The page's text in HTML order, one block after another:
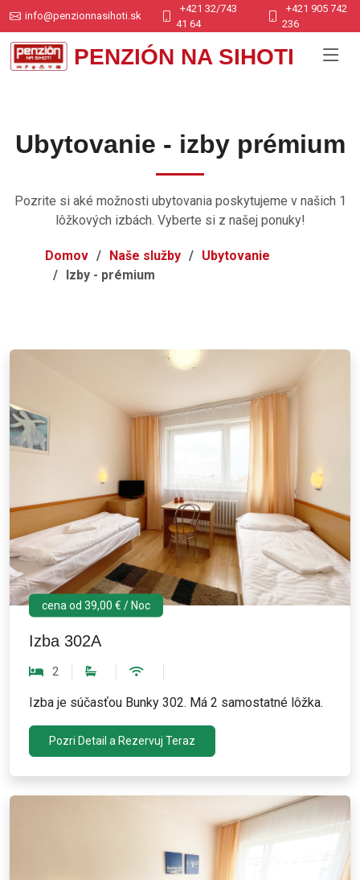
info@penzionnasihoti.sk
+421 32/743
41 64
+421 905 742
236
PENZIÓN NA SIHOTI
Ubytovanie - izby prémium
Pozrite si aké možnosti ubytovania poskytujeme v našich 1
lôžkových izbách. Vyberte si z našej ponuky!
Domov Naše služby
Ubytovanie
Izby - prémium
cena od 39,00 € / Noc
Izba 302A
2
Izba je súčasťou Bunky 302. Má 2 samostatné lôžka.
Pozri Detail a Rezervuj Teraz